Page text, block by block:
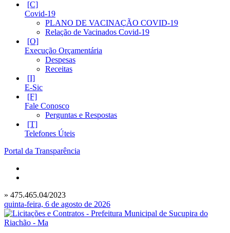
Covid-19
PLANO DE VACINAÇÃO COVID-19
Relação de Vacinados Covid-19
Execução Orçamentária
Despesas
Receitas
E-Sic
Fale Conosco
Perguntas e Respostas
Telefones Úteis
Portal da Transparência
» 475.465.04/2023
quinta-feira, 6 de agosto de 2026